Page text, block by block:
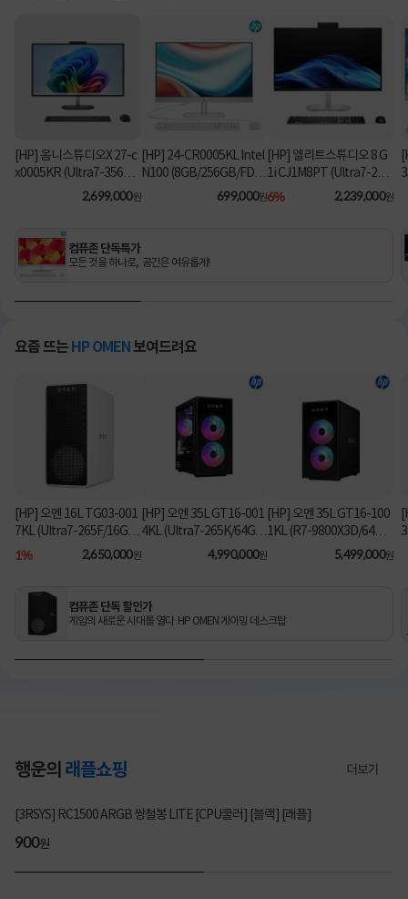
[HP] 옴니스튜디오X 27-c
x0005KR (Ultra7-356H/
16GB/1TB/Win11Hom
2,699,000원
[HP] 24-CR0005KL Intel
N100 (8GB/256GB/FD)
[기본제품]
699,000원
[HP] 엘리트스튜디오 8 G
1i CJ1M8PT (Ultra7-26
5/8GB/512GB/Win11Pr
6% 2,239,000원
컴퓨존 단독특가
모든 것을 하나로, 공간은 여유롭게!
요즘 뜨는 HP OMEN 보여드려요
[HP] 오멘 16L TG03-001
7KL (Ultra7-265F/16GB/
1TB/RX9060XT/FD) [기
1% 2,650,000원
[HP] 오멘 35L GT16-001
4KL (Ultra7-265K/64GB/
2TB/RTX5070Ti/FD) 3
쿠폰★
4,990,000원
[HP] 오멘 35L GT16-100
1KL (R7-9800X3D/64G
B/1TB/RTX5080/FD) [기
5,499,000원
컴퓨존 단독 할인가
게임의 새로운 시대를 열다 HP OMEN 게이밍 데스크탑
행운의 래플쇼핑 더보기
200원
3247명 참여
[3RSYS] RC1500 ARGB 쌍철봉 LITE [CPU쿨러] [블랙] [래플]
900원
200원
900원